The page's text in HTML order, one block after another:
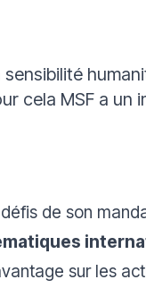
sensibilité
cela MSF a un
de son
sur les